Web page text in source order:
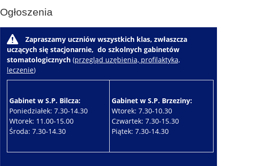
Ogłoszenia
W
Zapraszamy uczniów wszystkich klas, zwłaszcza
uczących się stacjonarnie, do szkolnych gabinetów
stomatologicznych (przegląd uzębienia, profilaktyka,
leczenie)
Gabinet w S.P. Bilcza:
Poniedziałek: 7.30-14.30
Wtorek: 11.00-15.00
Środa: 7.30-14.30
Gabinet w S.P. Brzeziny:
Wtorek: 7.30-10.30
Czwartek: 7.30-15.30
Piątek: 7.30-14.30